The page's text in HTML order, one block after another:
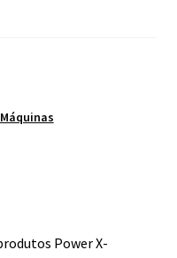
Máquinas
Power X-